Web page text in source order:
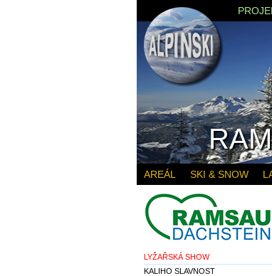
LYŽAŘSKÁ SHOW
KALIHO SLAVNOST
AREÁL SKI & SNOW